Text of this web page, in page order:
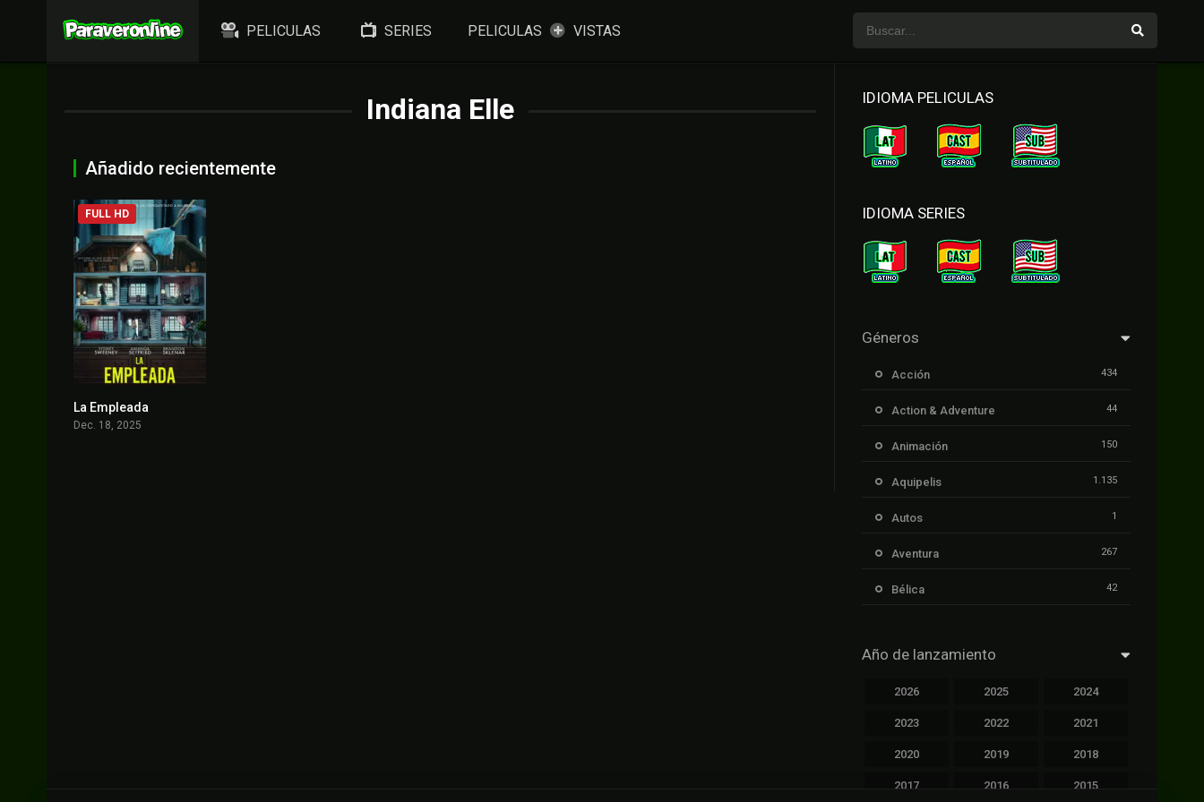
PELICULAS SERIES PELICULAS VISTAS
Indiana Elle
Añadido recientemente
FULL HD
La Empleada
Dec. 18, 2025
IDIOMA PELICULAS
IDIOMA SERIES
Géneros
Acción 434
Action & Adventure 44
Animación 150
Aquipelis 1.135
Autos 1
Aventura 267
Bélica 42
Cinecalidad
Cinetux 1.139
Año de lanzamiento
2026 2025 2024
2023 2022 2021
2020 2019 2018
2017 2016 2015